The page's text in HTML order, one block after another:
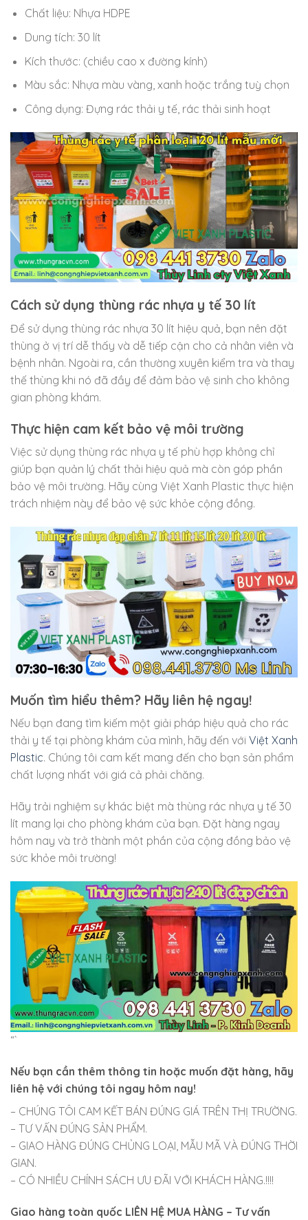
Chất liệu: Nhựa HDPE
Dung tích: 30 lít
Kích thước: (chiều cao x đường kính)
Màu sắc: Nhựa màu vàng, xanh hoặc trắng tuỳ chọn
Công dụng: Đựng rác thải y tế, rác thải sinh hoạt
Cách sử dụng thùng rác nhựa y tế 30 lít
Để sử dụng thùng rác nhựa 30 lít hiệu quả, bạn nên đặt
thùng ở vị trí dễ thấy và dễ tiếp cận cho cả nhân viên và
bệnh nhân. Ngoài ra, cần thường xuyên kiểm tra và thay
thế thùng khi nó đã đầy để đảm bảo vệ sinh cho không
gian phòng khám.
Thực hiện cam kết bảo vệ môi trường
Việc sử dụng thùng rác nhựa y tế phù hợp không chỉ
giúp bạn quản lý chất thải hiệu quả mà còn góp phần
bảo vệ môi trường. Hãy cùng Việt Xanh Plastic thực hiện
trách nhiệm này để bảo vệ sức khỏe cộng đồng.
Muốn tìm hiểu thêm? Hãy liên hệ ngay!
Nếu bạn đang tìm kiếm một giải pháp hiệu quả cho rác
thải y tế tại phòng khám của mình, hãy đến với Việt Xanh
Plastic. Chúng tôi cam kết mang đến cho bạn sản phẩm
chất lượng nhất với giá cả phải chăng.
Hãy trải nghiệm sự khác biệt mà thùng rác nhựa y tế 30
lít mang lại cho phòng khám của bạn. Đặt hàng ngay
hôm nay và trở thành một phần của cộng đồng bảo vệ
sức khỏe môi trường!
“`
Nếu bạn cần thêm thông tin hoặc muốn đặt hàng, hãy
liên hệ với chúng tôi ngay hôm nay!
– CHÚNG TÔI CAM KẾT BÁN ĐÚNG GIÁ TRÊN THỊ TRƯỜNG.
– TƯ VẤN ĐÚNG SẢN PHẨM.
– GIAO HÀNG ĐÚNG CHỦNG LOẠI, MẪU MÃ VÀ ĐÚNG THỜI
GIAN.
– CÓ NHIỀU CHÍNH SÁCH ƯU ĐÃI VỚI KHÁCH HÀNG.!!!!
Giao hàng toàn quốc LIÊN HỆ MUA HÀNG – Tư vấn